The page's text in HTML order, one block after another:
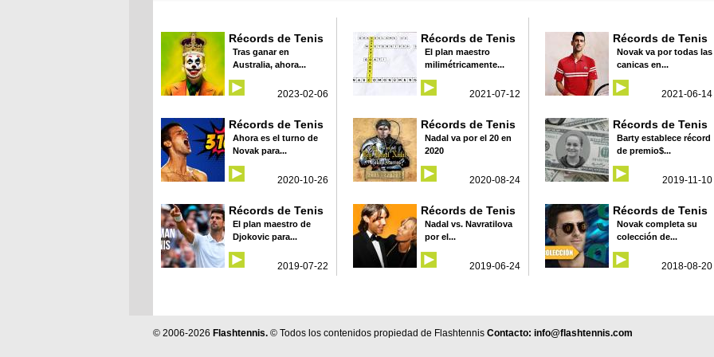
Récords de Tenis
Tras ganar en
Australia, ahora...
2023-02-06
Récords de Tenis
El plan maestro
milimétricamente...
2021-07-12
Récords de Tenis
Novak va por todas las
canicas en...
2021-06-14
Récords de Tenis
Ahora es el turno de
Novak para...
2020-10-26
Récords de Tenis
Nadal va por el 20 en
2020
2020-08-24
Récords de Tenis
Barty establece récord
de premio$...
2019-11-10
Récords de Tenis
El plan maestro de
Djokovic para...
2019-07-22
Récords de Tenis
Nadal vs. Navratilova
por el...
2019-06-24
Récords de Tenis
Novak completa su
colección de...
2018-08-20
© 2006-2026 Flashtennis. © Todos los contenidos propiedad de Flashtennis Contacto: info@flashtennis.com